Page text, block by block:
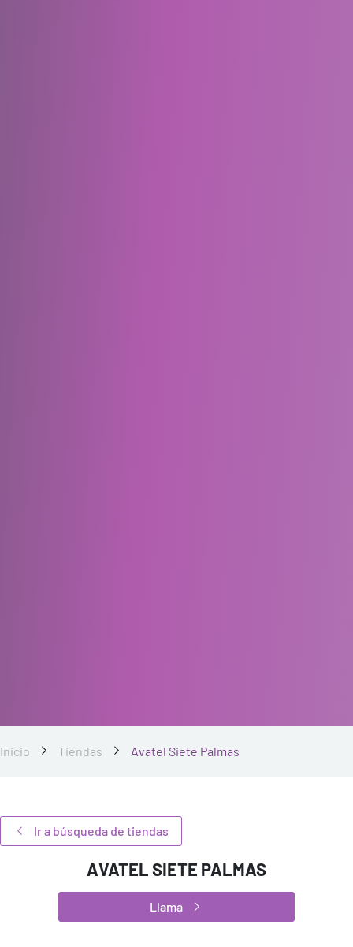
Inicio Tiendas Avatel Siete Palmas
Ir a búsqueda de tiendas
AVATEL SIETE PALMAS
Llama